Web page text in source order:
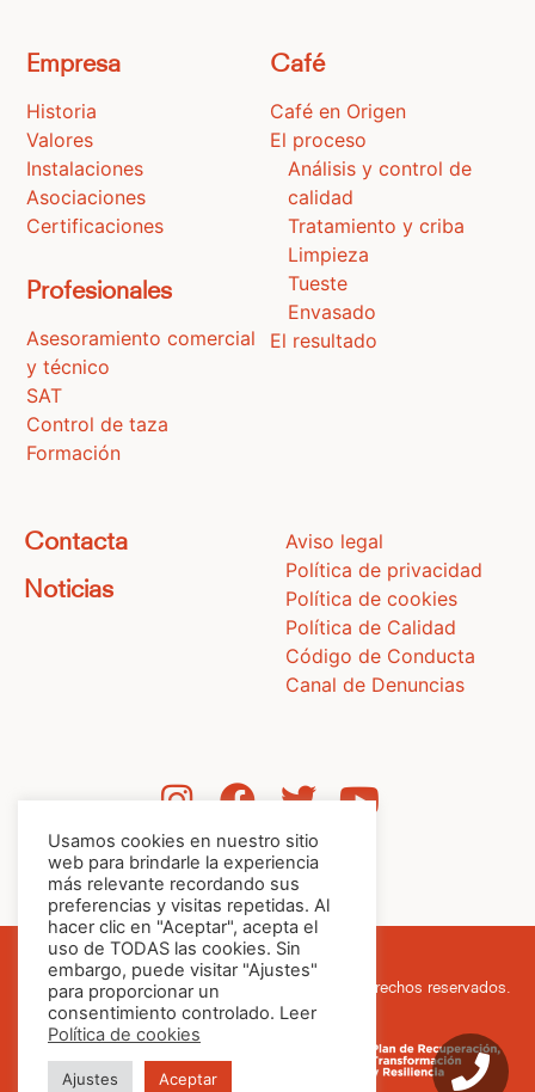
Empresa
Historia
Valores
Instalaciones
Asociaciones
Certificaciones
Profesionales
Asesoramiento comercial
y técnico
SAT
Control de taza
Formación
Café
Café en Origen
El proceso
Análisis y control de
calidad
Tratamiento y criba
Limpieza
Tueste
Envasado
El resultado
Contacta
Noticias
Aviso legal
Política de privacidad
Política de cookies
Política de Calidad
Código de Conducta
Canal de Denuncias
© Cafés Batalla, 2026. Todos los derechos reservados.
Usamos cookies en nuestro sitio
web para brindarle la experiencia
más relevante recordando sus
preferencias y visitas repetidas. Al
hacer clic en "Aceptar", acepta el
uso de TODAS las cookies. Sin
embargo, puede visitar "Ajustes"
para proporcionar un
consentimiento controlado. Leer
Política de cookies
Ajustes Aceptar